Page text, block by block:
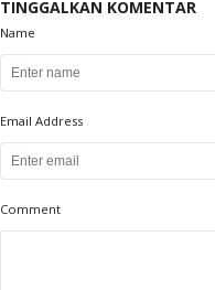
TINGGALKAN KOMENTAR
Name
Email Address
Comment